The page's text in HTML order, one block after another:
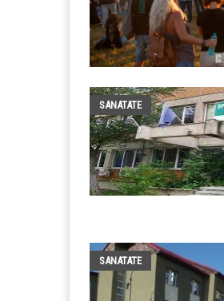
SANATATE
SANATATE